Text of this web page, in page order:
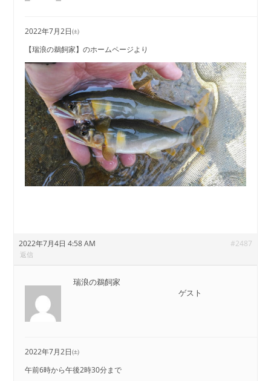
2022年7月2日㈯
【瑞浪の鵜飼家】のホームページより
2022年7月4日 4:58 AM #2487
返信
瑞浪の鵜飼家
ゲスト
2022年7月2日㈯
午前6時から午後2時30分まで